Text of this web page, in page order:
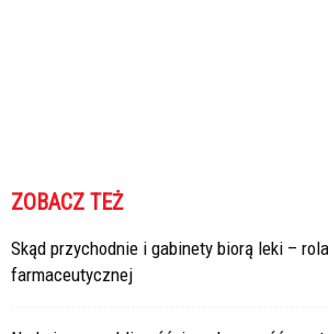
ZOBACZ TEŻ
Skąd przychodnie i gabinety biorą leki –
farmaceutycznej